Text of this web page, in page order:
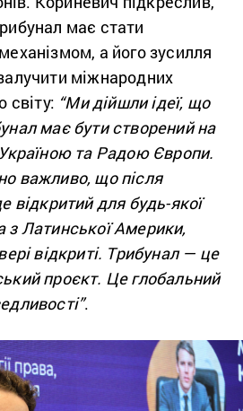
має стати
а його зусилля
міжнародних
світу: “Ми дійшли ідеї, що
має бути створений на
та Радою Європи.
важливо, що після
відкритий для будь-якої
Латинської Америки,
відкриті. Трибунал — це
проєкт. Це глобальний
.